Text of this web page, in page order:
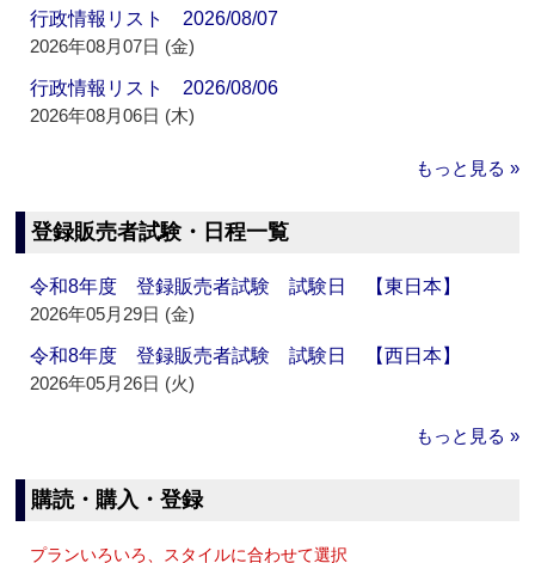
行政情報リスト 2026/08/07
2026年08月07日 (金)
行政情報リスト 2026/08/06
2026年08月06日 (木)
もっと見る »
登録販売者試験・日程一覧
令和8年度 登録販売者試験 試験日 【東日本】
2026年05月29日 (金)
令和8年度 登録販売者試験 試験日 【西日本】
2026年05月26日 (火)
もっと見る »
購読・購入・登録
プランいろいろ、スタイルに合わせて選択